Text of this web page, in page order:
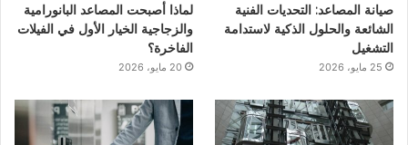
م
صيانة المصاعد: التحديات الفنية
الشائعة والحلول الذكية لاستدامة
التشغيل
25 مايو، 2026
لماذا أصبحت المصاعد البانورامية
والزجاجية الخيار الأول في الفيلات
الفاخرة؟
20 مايو، 2026